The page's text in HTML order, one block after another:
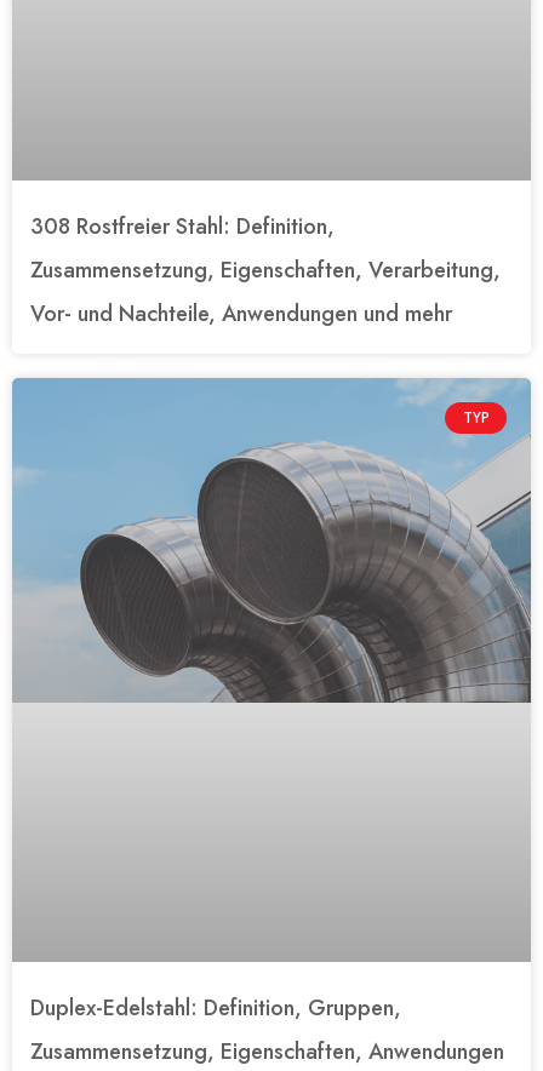
308 Rostfreier Stahl: Definition,
Zusammensetzung, Eigenschaften, Verarbeitung,
Vor- und Nachteile, Anwendungen und mehr
TYP
Duplex-Edelstahl: Definition, Gruppen,
Zusammensetzung, Eigenschaften, Anwendungen